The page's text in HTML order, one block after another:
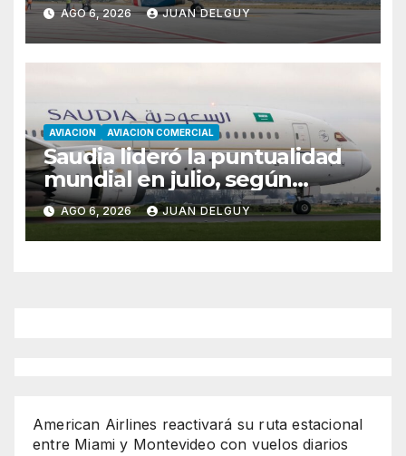
AGO 6, 2026 JUAN DELGUY
AVIACION AVIACION COMERCIAL
Saudia lideró la puntualidad
mundial en julio, según
Cirium
AGO 6, 2026 JUAN DELGUY
American Airlines reactivará su ruta estacional
entre Miami y Montevideo con vuelos diarios